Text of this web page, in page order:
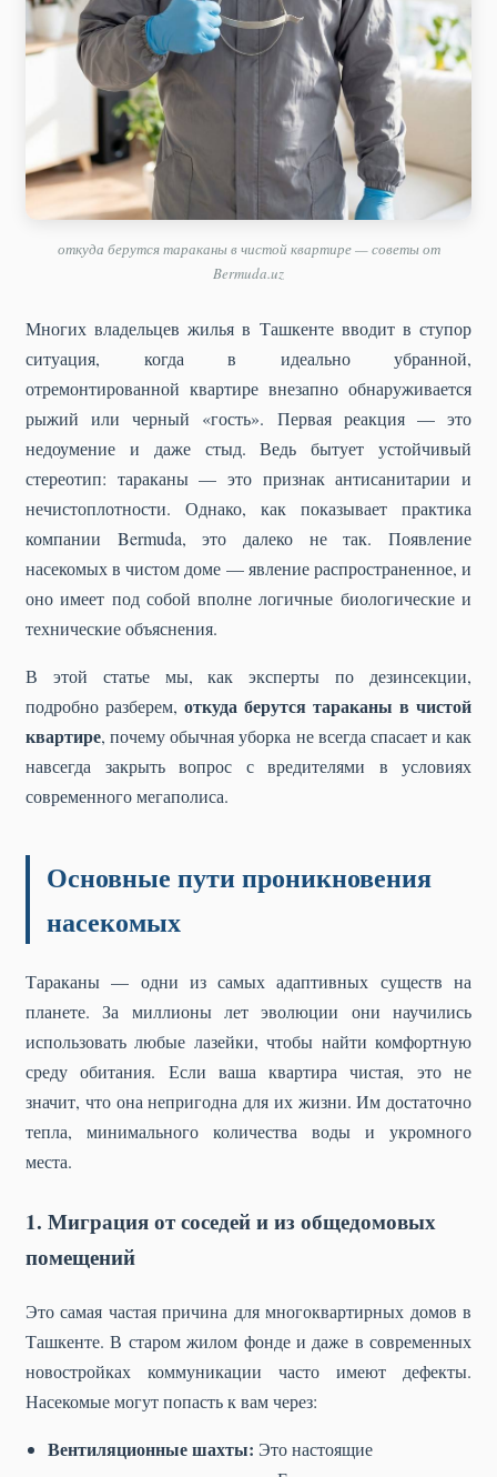
откуда берутся тараканы в чистой квартире — советы от
Bermuda.uz
Многих владельцев жилья в Ташкенте вводит в ступор
ситуация, когда в идеально убранной,
отремонтированной квартире внезапно обнаруживается
рыжий или черный «гость». Первая реакция — это
недоумение и даже стыд. Ведь бытует устойчивый
стереотип: тараканы — это признак антисанитарии и
нечистоплотности. Однако, как показывает практика
компании Bermuda, это далеко не так. Появление
насекомых в чистом доме — явление распространенное, и
оно имеет под собой вполне логичные биологические и
технические объяснения.
В этой статье мы, как эксперты по дезинсекции,
подробно разберем, откуда берутся тараканы в чистой
квартире, почему обычная уборка не всегда спасает и как
навсегда закрыть вопрос с вредителями в условиях
современного мегаполиса.
Основные пути проникновения
насекомых
Тараканы — одни из самых адаптивных существ на
планете. За миллионы лет эволюции они научились
использовать любые лазейки, чтобы найти комфортную
среду обитания. Если ваша квартира чистая, это не
значит, что она непригодна для их жизни. Им достаточно
тепла, минимального количества воды и укромного
места.
1. Миграция от соседей и из общедомовых
помещений
Это самая частая причина для многоквартирных домов в
Ташкенте. В старом жилом фонде и даже в современных
новостройках коммуникации часто имеют дефекты.
Насекомые могут попасть к вам через:
Вентиляционные шахты: Это настоящие